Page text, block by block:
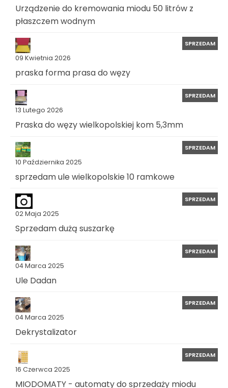
Urządzenie do kremowania miodu 50 litrów z
płaszczem wodnym
09 Kwietnia 2026
SPRZEDAM
praska forma prasa do węzy
13 Lutego 2026
SPRZEDAM
Praska do węzy wielkopolskiej kom 5,3mm
10 Października 2025
SPRZEDAM
sprzedam ule wielkopolskie 10 ramkowe
02 Maja 2025
SPRZEDAM
Sprzedam dużą suszarkę
04 Marca 2025
SPRZEDAM
Ule Dadan
04 Marca 2025
SPRZEDAM
Dekrystalizator
16 Czerwca 2025
SPRZEDAM
MIODOMATY - automaty do sprzedaży miodu